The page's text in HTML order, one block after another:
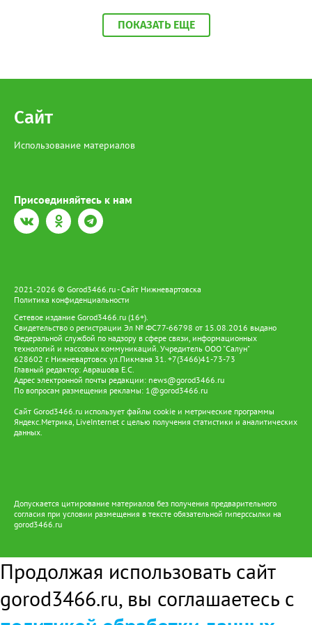
краснокнижная рыба, приготовленная к дальнейшей
реализации», - сообщили в МВД по ХМАО-Югре. На югорчанку
подпиской о невыезде. Напомним, за отлов одной особи
виде лишения свободы на срок до 4 лет со штрафом в размере
ПОКАЗАТЬ ЕЩЕ
Сайт
Использование материалов
Присоединяйтесь к нам
2021-2026 © Gorod3466.ru - Сайт Нижневартовска
Политика конфиденциальности
Сетевое издание Gorod3466.ru (16+).
Свидетельство о регистрации Эл № ФС77-66798 от 15.08.2016 выдано
Федеральной службой по надзору в сфере связи, информационных
технологий и массовых коммуникаций. Учредитель ООО "Салун"
628602 г. Нижневартовск ул.Пикмана 31. +7(3466)41-73-73
Главный редактор: Аврашова Е.С.
Адрес электронной почты редакции: news@gorod3466.ru
По вопросам размещения рекламы: 1@gorod3466.ru
Сайт Gorod3466.ru использует файлы cookie и метрические программы
Яндекс.Метрика, LiveInternet с целью получения статистики и аналитических
данных.
Допускается цитирование материалов без получения предварительного
согласия при условии размещения в тексте обязательной гиперссылки на
gorod3466.ru
Продолжая использовать сайт
gorod3466.ru, вы соглашаетесь с